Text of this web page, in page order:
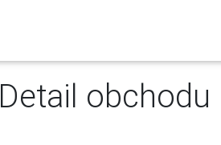
Detail obchodu